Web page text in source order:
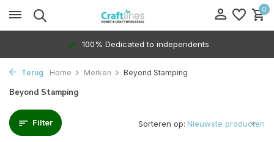
0
100% Dedicated to independents
Terug Home Merken Beyond Stamping
Beyond Stamping
Filter Sorteren op: